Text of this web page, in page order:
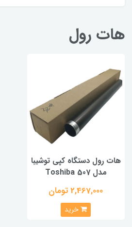
هات رول
هات رول دستگاه کپی توشیبا
مدل Toshiba 507
2,467,000 تومان
خرید